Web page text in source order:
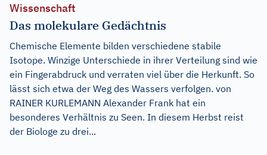
Wissenschaft
Das molekulare Gedächtnis
Chemische Elemente bilden verschiedene stabile
Isotope. Winzige Unterschiede in ihrer Verteilung sind wie
ein Fingerabdruck und verraten viel über die Herkunft. So
lässt sich etwa der Weg des Wassers verfolgen. von
RAINER KURLEMANN Alexander Frank hat ein
besonderes Verhältnis zu Seen. In diesem Herbst reist
der Biologe zu drei...